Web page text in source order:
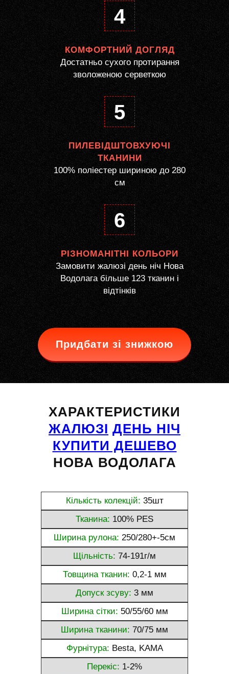
4
КОМФОРТНИЙ ДОГЛЯД
Достатньо сухого протирання
зволоженою серветкою
5
ПИЛЕВІДШТОВХУЮЧІ
ТКАНИНИ
100% поліестер шириною до 280
см
6
РІЗНОМАНІТНІ КОЛЬОРИ
Замовити жалюзі день ніч Нова
Водолага більше 123 тканин і
відтінків
Придбати зі знижкою
ХАРАКТЕРИСТИКИ
ЖАЛЮЗІ ДЕНЬ НІЧ
КУПИТИ ДЕШЕВО
НОВА ВОДОЛАГА
Кількість колекцій: 35шт
Тканина: 100% PES
Ширина рулона: 250/280+-5см
Щільність: 74-191г/м
Товщина тканин: 0,2-1 мм
Допуск зсуву: 3 мм
Ширина сітки: 50/55/60 мм
Ширина тканини: 70/75 мм
Фурнітура: Besta, KAMA
Перекіс: 1-2%